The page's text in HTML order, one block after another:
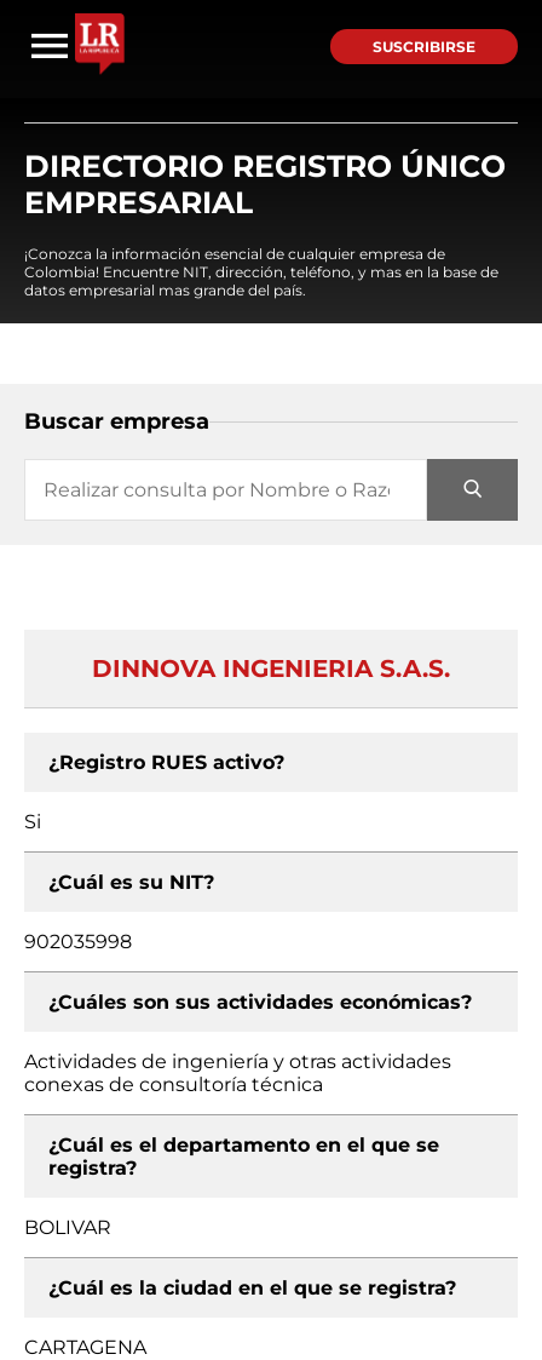
SUSCRIBIRSE
DIRECTORIO REGISTRO ÚNICO
EMPRESARIAL
¡Conozca la información esencial de cualquier empresa de
Colombia! Encuentre NIT, dirección, teléfono, y mas en la base de
datos empresarial mas grande del país.
Buscar empresa
DINNOVA INGENIERIA S.A.S.
¿Registro RUES activo?
Si
¿Cuál es su NIT?
902035998
¿Cuáles son sus actividades económicas?
Actividades de ingeniería y otras actividades
conexas de consultoría técnica
¿Cuál es el departamento en el que se
registra?
BOLIVAR
¿Cuál es la ciudad en el que se registra?
CARTAGENA